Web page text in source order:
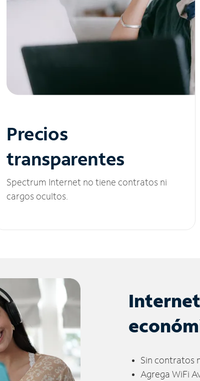
Precios
transparentes
Spectrum Internet no tiene contratos ni
cargos ocultos.
Sin contratos
Agrega WiFi